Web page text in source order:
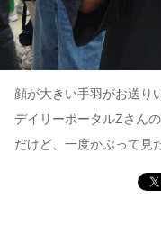
顔が大きい手羽がお送り
デイリーポータルZさん
だけど、一度かぶって見